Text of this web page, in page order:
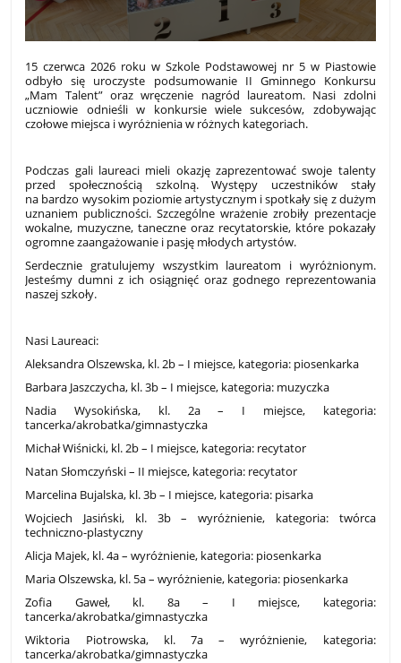
15 czerwca 2026 roku w Szkole Podstawowej nr 5 w Piastowie
odbyło się uroczyste podsumowanie II Gminnego Konkursu
„Mam Talent” oraz wręczenie nagród laureatom. Nasi zdolni
uczniowie odnieśli w konkursie wiele sukcesów, zdobywając
czołowe miejsca i wyróżnienia w różnych kategoriach.
Podczas gali laureaci mieli okazję zaprezentować swoje talenty
przed społecznością szkolną. Występy uczestników stały
na bardzo wysokim poziomie artystycznym i spotkały się z dużym
uznaniem publiczności. Szczególne wrażenie zrobiły prezentacje
wokalne, muzyczne, taneczne oraz recytatorskie, które pokazały
ogromne zaangażowanie i pasję młodych artystów.
Serdecznie gratulujemy wszystkim laureatom i wyróżnionym.
Jesteśmy dumni z ich osiągnięć oraz godnego reprezentowania
naszej szkoły.
Nasi Laureaci:
Aleksandra Olszewska, kl. 2b – I miejsce, kategoria: piosenkarka
Barbara Jaszczycha, kl. 3b – I miejsce, kategoria: muzyczka
Nadia Wysokińska, kl. 2a – I miejsce, kategoria:
tancerka/akrobatka/gimnastyczka
Michał Wiśnicki, kl. 2b – I miejsce, kategoria: recytator
Natan Słomczyński – II miejsce, kategoria: recytator
Marcelina Bujalska, kl. 3b – I miejsce, kategoria: pisarka
Wojciech Jasiński, kl. 3b – wyróżnienie, kategoria: twórca
techniczno-plastyczny
Alicja Majek, kl. 4a – wyróżnienie, kategoria: piosenkarka
Maria Olszewska, kl. 5a – wyróżnienie, kategoria: piosenkarka
Zofia Gaweł, kl. 8a – I miejsce, kategoria:
tancerka/akrobatka/gimnastyczka
Wiktoria Piotrowska, kl. 7a – wyróżnienie, kategoria:
tancerka/akrobatka/gimnastyczka